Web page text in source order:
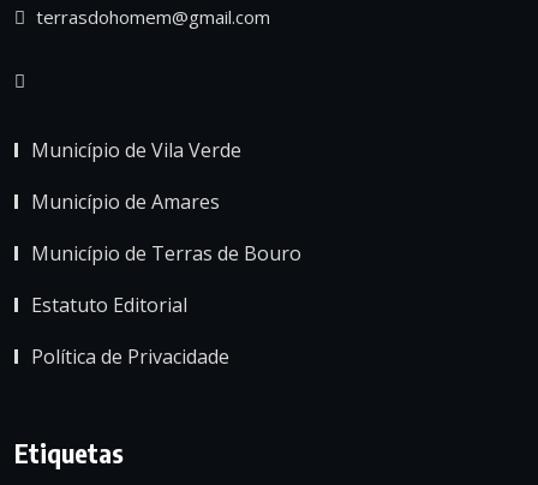
terrasdohomem@gmail.com
Município de Vila Verde
Município de Amares
Município de Terras de Bouro
Estatuto Editorial
Política de Privacidade
Etiquetas